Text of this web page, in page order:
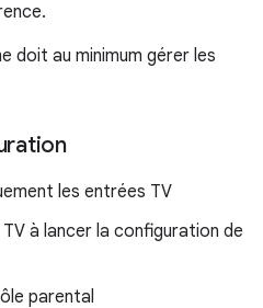
doit au minimum gérer les
les entrées TV
à lancer la configuration de
parental